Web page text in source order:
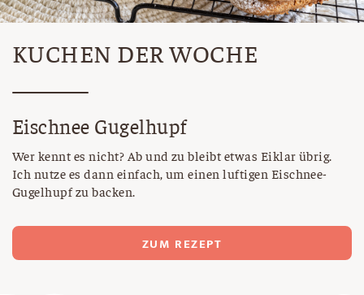
KUCHEN DER WOCHE
Eischnee Gugelhupf
Wer kennt es nicht? Ab und zu bleibt etwas Eiklar übrig.
Ich nutze es dann einfach, um einen luftigen Eischnee-
Gugelhupf zu backen.
ZUM REZEPT